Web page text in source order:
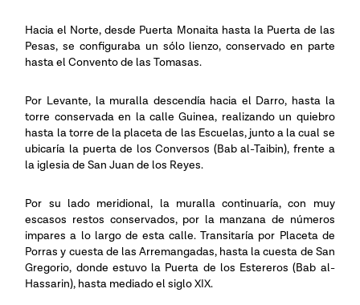
Hacia el Norte, desde Puerta Monaita hasta la Puerta de las
Pesas, se configuraba un sólo lienzo, conservado en parte
hasta el Convento de las Tomasas.
Por Levante, la muralla descendía hacia el Darro, hasta la
torre conservada en la calle Guinea, realizando un quiebro
hasta la torre de la placeta de las Escuelas, junto a la cual se
ubicaría la puerta de los Conversos (Bab al-Taibin), frente a
la iglesia de San Juan de los Reyes.
Por su lado meridional, la muralla continuaría, con muy
escasos restos conservados, por la manzana de números
impares a lo largo de esta calle. Transitaría por Placeta de
Porras y cuesta de las Arremangadas, hasta la cuesta de San
Gregorio, donde estuvo la Puerta de los Estereros (Bab al-
Hassarin), hasta mediado el siglo XIX.